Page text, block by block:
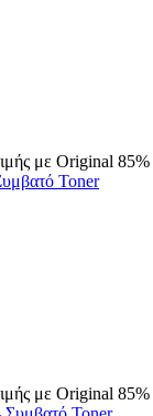
με Original 85%
Toner
με Original 85%